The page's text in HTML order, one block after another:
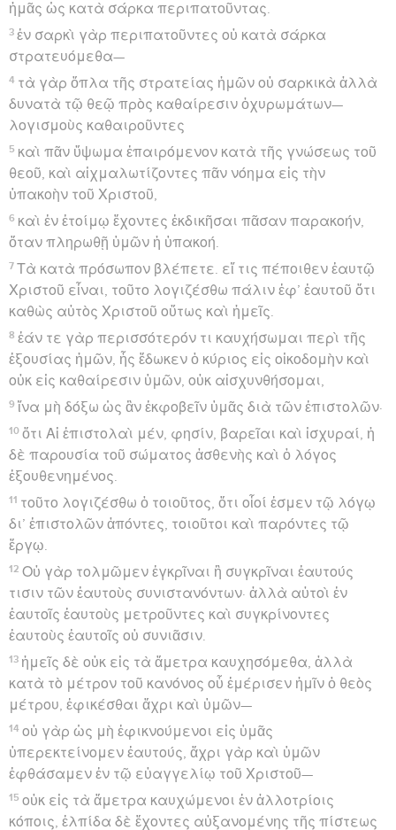
ἡμᾶς ὡς κατὰ σάρκα περιπατοῦντας.
3 ἐν σαρκὶ γὰρ περιπατοῦντες οὐ κατὰ σάρκα
στρατευόμεθα—
4 τὰ γὰρ ὅπλα τῆς στρατείας ἡμῶν οὐ σαρκικὰ ἀλλὰ
δυνατὰ τῷ θεῷ πρὸς καθαίρεσιν ὀχυρωμάτων—
λογισμοὺς καθαιροῦντες
5 καὶ πᾶν ὕψωμα ἐπαιρόμενον κατὰ τῆς γνώσεως τοῦ
θεοῦ, καὶ αἰχμαλωτίζοντες πᾶν νόημα εἰς τὴν
ὑπακοὴν τοῦ Χριστοῦ,
6 καὶ ἐν ἑτοίμῳ ἔχοντες ἐκδικῆσαι πᾶσαν παρακοήν,
ὅταν πληρωθῇ ὑμῶν ἡ ὑπακοή.
7 Τὰ κατὰ πρόσωπον βλέπετε. εἴ τις πέποιθεν ἑαυτῷ
Χριστοῦ εἶναι, τοῦτο λογιζέσθω πάλιν ἐφ’ ἑαυτοῦ ὅτι
καθὼς αὐτὸς Χριστοῦ οὕτως καὶ ἡμεῖς.
8 ἐάν τε γὰρ περισσότερόν τι καυχήσωμαι περὶ τῆς
ἐξουσίας ἡμῶν, ἧς ἔδωκεν ὁ κύριος εἰς οἰκοδομὴν καὶ
οὐκ εἰς καθαίρεσιν ὑμῶν, οὐκ αἰσχυνθήσομαι,
9 ἵνα μὴ δόξω ὡς ἂν ἐκφοβεῖν ὑμᾶς διὰ τῶν ἐπιστολῶν·
10 ὅτι Αἱ ἐπιστολαὶ μέν, φησίν, βαρεῖαι καὶ ἰσχυραί, ἡ
δὲ παρουσία τοῦ σώματος ἀσθενὴς καὶ ὁ λόγος
ἐξουθενημένος.
11 τοῦτο λογιζέσθω ὁ τοιοῦτος, ὅτι οἷοί ἐσμεν τῷ λόγῳ
δι’ ἐπιστολῶν ἀπόντες, τοιοῦτοι καὶ παρόντες τῷ
ἔργῳ.
12 Οὐ γὰρ τολμῶμεν ἐγκρῖναι ἢ συγκρῖναι ἑαυτούς
τισιν τῶν ἑαυτοὺς συνιστανόντων· ἀλλὰ αὐτοὶ ἐν
ἑαυτοῖς ἑαυτοὺς μετροῦντες καὶ συγκρίνοντες
ἑαυτοὺς ἑαυτοῖς οὐ συνιᾶσιν.
13 ἡμεῖς δὲ οὐκ εἰς τὰ ἄμετρα καυχησόμεθα, ἀλλὰ
κατὰ τὸ μέτρον τοῦ κανόνος οὗ ἐμέρισεν ἡμῖν ὁ θεὸς
μέτρου, ἐφικέσθαι ἄχρι καὶ ὑμῶν—
14 οὐ γὰρ ὡς μὴ ἐφικνούμενοι εἰς ὑμᾶς
ὑπερεκτείνομεν ἑαυτούς, ἄχρι γὰρ καὶ ὑμῶν
ἐφθάσαμεν ἐν τῷ εὐαγγελίῳ τοῦ Χριστοῦ—
15 οὐκ εἰς τὰ ἄμετρα καυχώμενοι ἐν ἀλλοτρίοις
κόποις, ἐλπίδα δὲ ἔχοντες αὐξανομένης τῆς πίστεως